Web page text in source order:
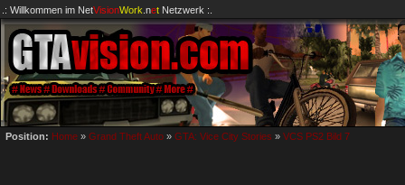
.: Willkommen im NetVisionWork .netNetzwerk :.
Position: Home » Grand Theft Auto » GTA: Vice City Stories » VCS PS2 Bild 7